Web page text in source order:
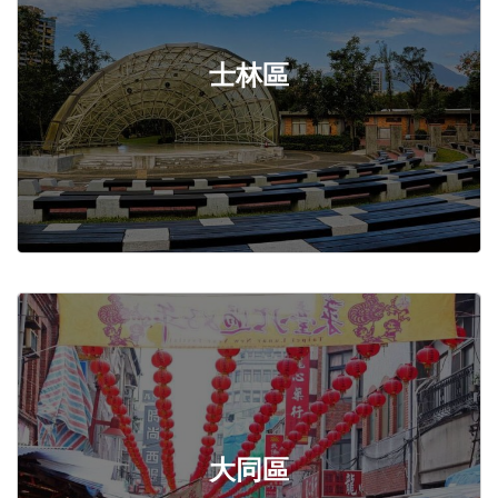
士林區
大同區